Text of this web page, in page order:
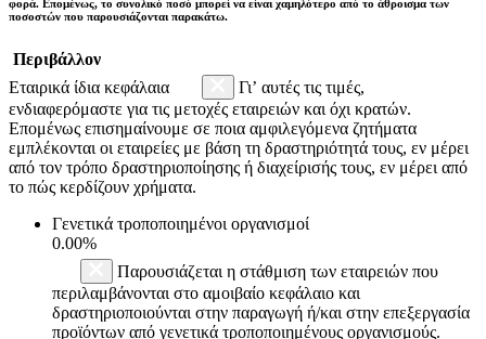
φορά. Επομένως, το συνολικό ποσό μπορεί να είναι χαμηλότερο από το άθροισμα των
ποσοστών που παρουσιάζονται παρακάτω.
Περιβάλλον
Εταιρικά ίδια κεφάλαια
Γι’ αυτές τις τιμές,
ενδιαφερόμαστε για τις μετοχές εταιρειών και όχι κρατών.
Επομένως επισημαίνουμε σε ποια αμφιλεγόμενα ζητήματα
εμπλέκονται οι εταιρείες με βάση τη δραστηριότητά τους, εν μέρει
από τον τρόπο δραστηριοποίησης ή διαχείρισής τους, εν μέρει από
το πώς κερδίζουν χρήματα.
Γενετικά τροποποιημένοι οργανισμοί
0.00%
Παρουσιάζεται η στάθμιση των εταιρειών που
περιλαμβάνονται στο αμοιβαίο κεφάλαιο και
δραστηριοποιούνται στην παραγωγή ή/και στην επεξεργασία
προϊόντων από γενετικά τροποποιημένους οργανισμούς.